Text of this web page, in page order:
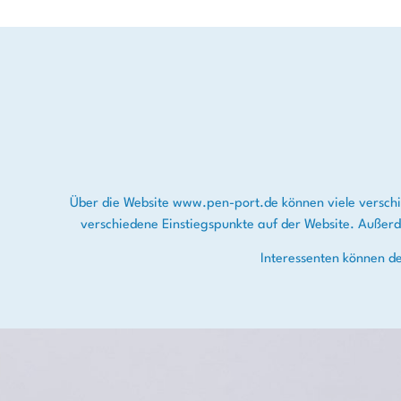
Über die Website www.pen-port.de können viele
verschiedene Einstiegspunkte auf der Website.
Interessenten können